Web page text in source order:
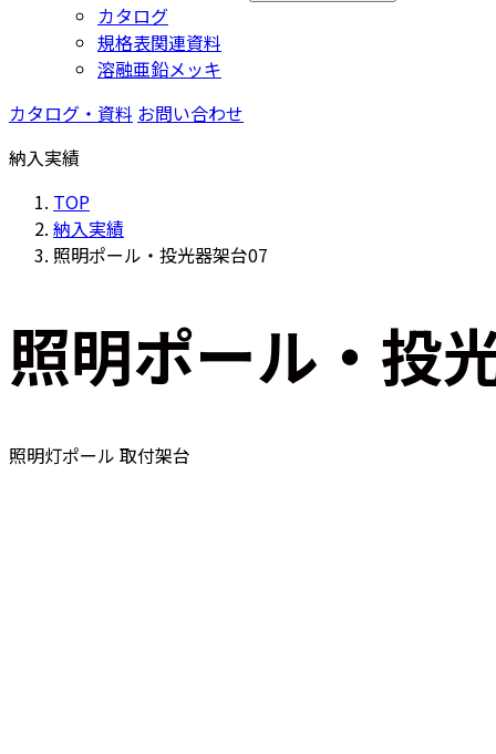
カタログ
規格表関連資料
溶融亜鉛メッキ
カタログ・資料 お問い合わせ
納入実績
TOP
納入実績
照明ポール・投光器架台07
照明ポール・投
照明灯ポール 取付架台